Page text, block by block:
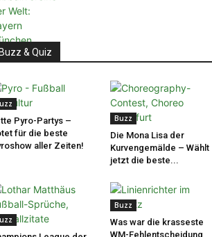
& Quiz
Pyro-Partys –
für die beste
aller Zeiten!
Buzz
Die Mona Lisa der
Kurvengemälde – Wählt
jetzt die beste...
Buzz
Was war die krasseste
WM-Fehlentscheidung